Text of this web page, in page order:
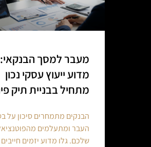
מעבר למסך הבנקאי:
מדוע ייעוץ עסקי נכון
מתחיל בבניית תיק
הבנקים מתמחרים סיכון על
העבר ומתעלמים
שלכם. גלו מדוע יזמים חייבים